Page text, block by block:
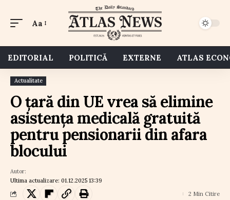
Aa
EDITORIAL POLITICĂ EXTERNE ATLAS
Actualitate
O țară din UE vrea să elimine
asistența medicală gratuită
pentru pensionarii din afara
blocului
Ultima actualizare: 01.12.2025 13:39
Autor:
2 Min Citire